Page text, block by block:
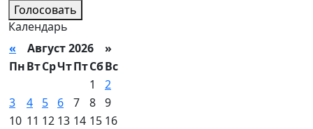
Голосовать
Календарь
« Август 2026 »
ПнВтСрЧтПтСбВс
1
2
3
4 5 6 7 8 9
10 11 12 13 14 15 16